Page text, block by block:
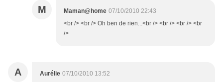
M Maman@home 07/10/2010 22:43
<br /> <br /> Oh ben de rien...<br /> <br /> <br /> <br
/>
A Aurélie 07/10/2010 13:52